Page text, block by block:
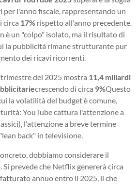
l'anno fiscale, rappresentando un
circa 17% rispetto all'anno precedente.
è un "colpo" isolato, ma il risultato di
la pubblicità rimane strutturante pur
dei ricavi ricorrenti.
del 2025 mostra 11,4 miliardi
crescendo di circa 9%Questo
la volatilità del budget è comune,
YouTube cattura l'attenzione a
l'attenzione a breve termine
back" in televisione.
dobbiamo considerare il
prevede che Netflix genererà circa
annuo entro il 2025, il che